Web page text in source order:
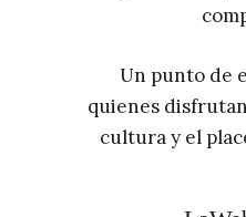
Un punto de
quienes
cultura y el